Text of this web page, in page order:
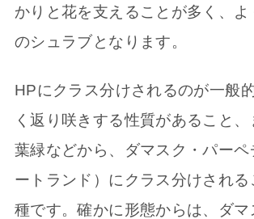
かりと花を支えることが多く、よ
のシュラブとなります。
HPにクラス分けされるのが一般
く返り咲きする性質があること
葉緑などから、ダマスク・パーペ
ートランド）にクラス分けされる
種です。確かに形態からは、ダ